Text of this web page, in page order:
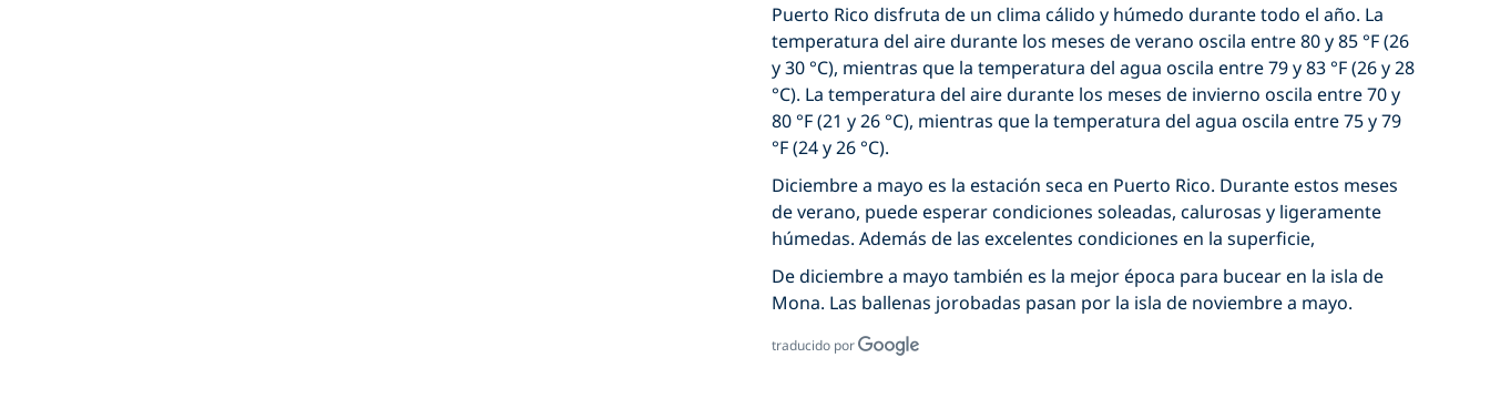
Puerto Rico disfruta de un clima cálido y húmedo durante todo el año. La
temperatura del aire durante los meses de verano oscila entre 80 y 85 °F (26
y 30 °C), mientras que la temperatura del agua oscila entre 79 y 83 °F (26 y 28
°C). La temperatura del aire durante los meses de invierno oscila entre 70 y
80 °F (21 y 26 °C), mientras que la temperatura del agua oscila entre 75 y 79
°F (24 y 26 °C).
Diciembre a mayo es la estación seca en Puerto Rico. Durante estos meses
de verano, puede esperar condiciones soleadas, calurosas y ligeramente
húmedas. Además de las excelentes condiciones en la superficie,
De diciembre a mayo también es la mejor época para bucear en la isla de
Mona. Las ballenas jorobadas pasan por la isla de noviembre a mayo.
traducido por